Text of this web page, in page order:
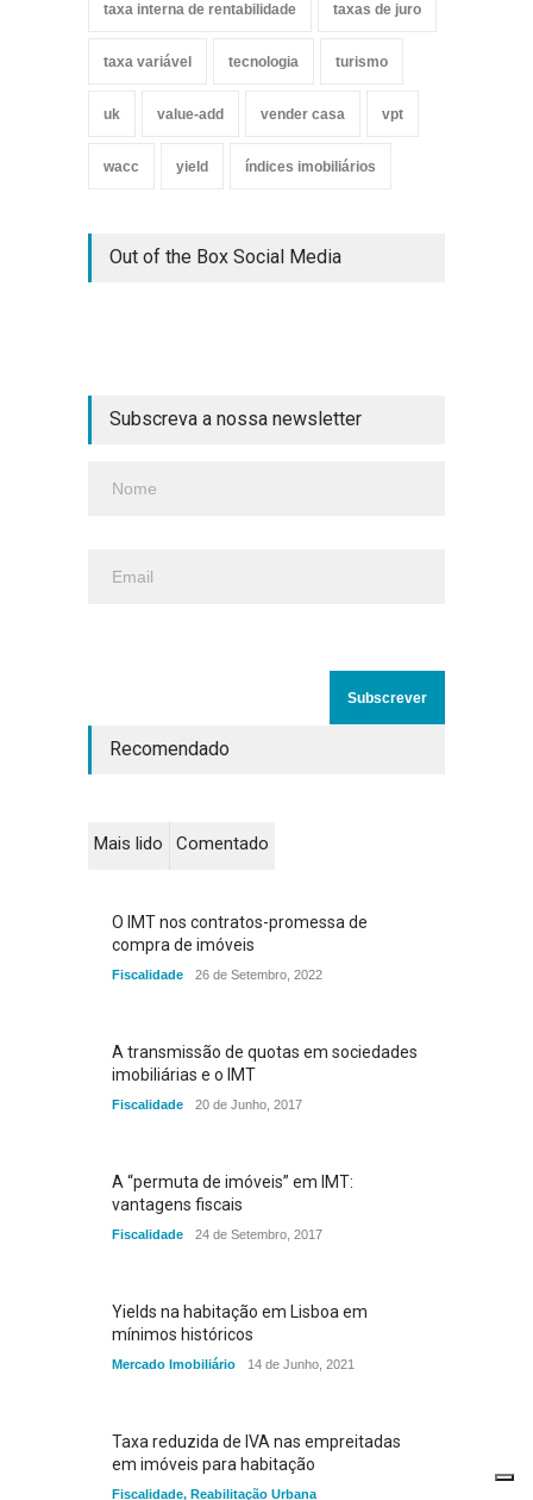
taxa interna de rentabilidade taxas de juro
taxa variável tecnologia turismo
uk value-add vender casa vpt
wacc yield índices imobiliários
Out of the Box Social Media
Subscreva a nossa newsletter
Recomendado
Mais lido Comentado
O IMT nos contratos-promessa de
compra de imóveis
Fiscalidade 26 de Setembro, 2022
A transmissão de quotas em sociedades
imobiliárias e o IMT
Fiscalidade 20 de Junho, 2017
A “permuta de imóveis” em IMT:
vantagens fiscais
Fiscalidade 24 de Setembro, 2017
Yields na habitação em Lisboa em
mínimos históricos
Mercado Imobiliário 14 de Junho, 2021
Taxa reduzida de IVA nas empreitadas
em imóveis para habitação
Fiscalidade, Reabilitação Urbana